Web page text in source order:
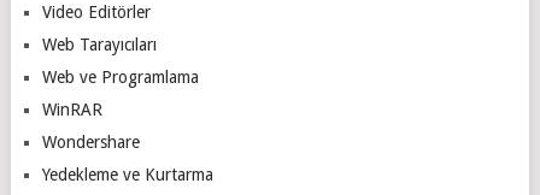
Video Editörler
Web Tarayıcıları
Web ve Programlama
WinRAR
Wondershare
Yedekleme ve Kurtarma